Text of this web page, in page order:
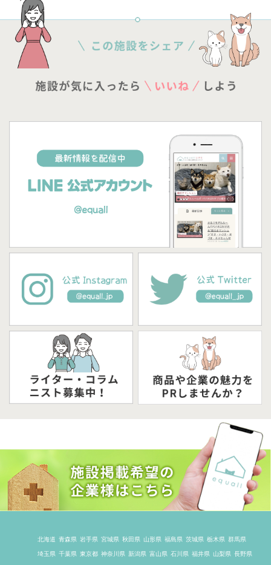
北海道 青森県 岩手県 宮城県 秋田県 山形県 福島県 茨城県 栃木県 群馬県
埼玉県 千葉県 東京都 神奈川県 新潟県 富山県 石川県 福井県 山梨県 長野県